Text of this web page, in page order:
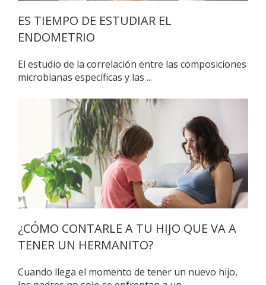
ES TIEMPO DE ESTUDIAR EL
ENDOMETRIO
El estudio de la correlación entre las composiciones
microbianas específicas y las ...
¿CÓMO CONTARLE A TU HIJO QUE VA A
TENER UN HERMANITO?
Cuando llega el momento de tener un nuevo hijo,